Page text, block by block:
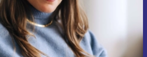
Voucher aanvragen